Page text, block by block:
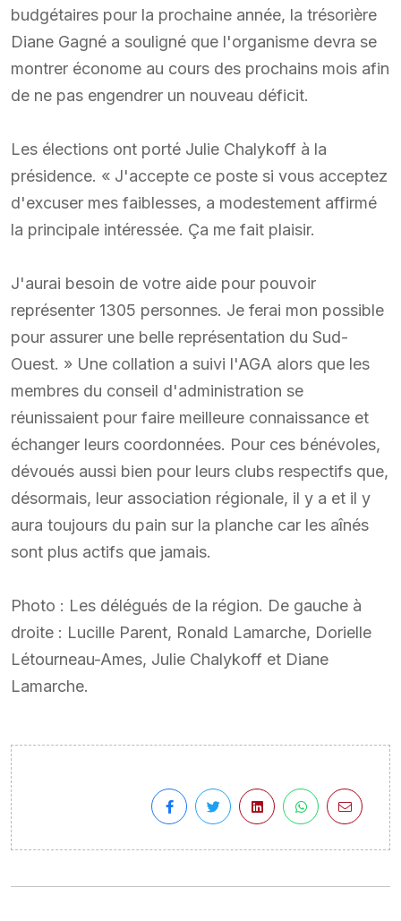
budgétaires pour la prochaine année, la trésorière
Diane Gagné a souligné que l'organisme devra se
montrer économe au cours des prochains mois afin
de ne pas engendrer un nouveau déficit.
Les élections ont porté Julie Chalykoff à la
présidence. « J'accepte ce poste si vous acceptez
d'excuser mes faiblesses, a modestement affirmé
la principale intéressée. Ça me fait plaisir.
J'aurai besoin de votre aide pour pouvoir
représenter 1305 personnes. Je ferai mon possible
pour assurer une belle représentation du Sud-
Ouest. » Une collation a suivi l'AGA alors que les
membres du conseil d'administration se
réunissaient pour faire meilleure connaissance et
échanger leurs coordonnées. Pour ces bénévoles,
dévoués aussi bien pour leurs clubs respectifs que,
désormais, leur association régionale, il y a et il y
aura toujours du pain sur la planche car les aînés
sont plus actifs que jamais.
Photo : Les délégués de la région. De gauche à
droite : Lucille Parent, Ronald Lamarche, Dorielle
Létourneau-Ames, Julie Chalykoff et Diane
Lamarche.